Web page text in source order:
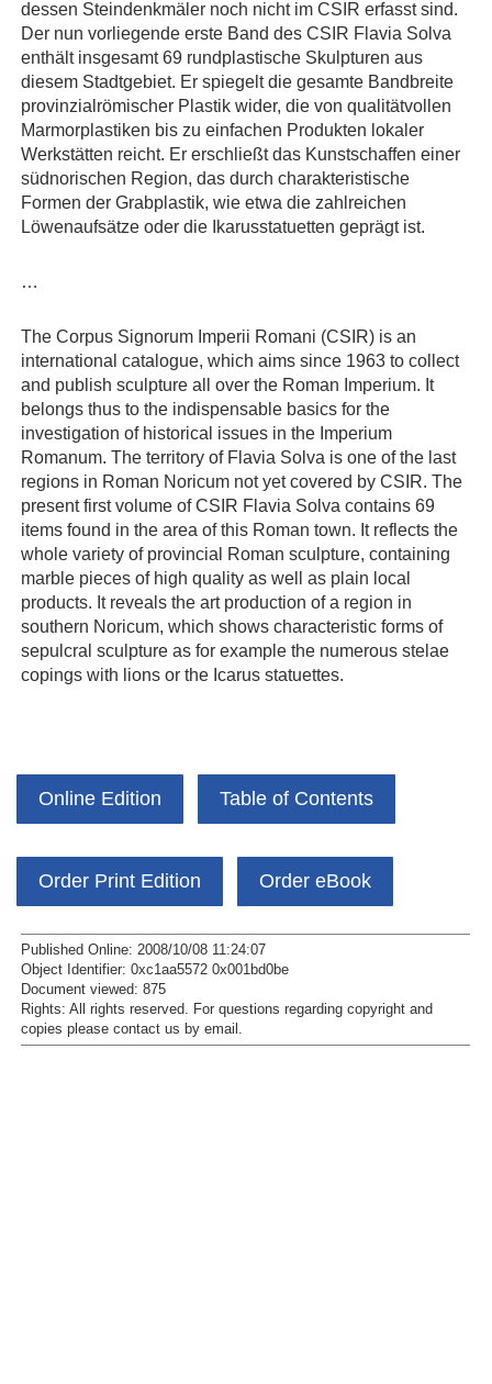
dessen Steindenkmäler noch nicht im CSIR erfasst sind.
Der nun vorliegende erste Band des CSIR Flavia Solva
enthält insgesamt 69 rundplastische Skulpturen aus
diesem Stadtgebiet. Er spiegelt die gesamte Bandbreite
provinzialrömischer Plastik wider, die von qualitätvollen
Marmorplastiken bis zu einfachen Produkten lokaler
Werkstätten reicht. Er erschließt das Kunstschaffen einer
südnorischen Region, das durch charakteristische
Formen der Grabplastik, wie etwa die zahlreichen
Löwenaufsätze oder die Ikarusstatuetten geprägt ist.
…
The Corpus Signorum Imperii Romani (CSIR) is an
international catalogue, which aims since 1963 to collect
and publish sculpture all over the Roman Imperium. It
belongs thus to the indispensable basics for the
investigation of historical issues in the Imperium
Romanum. The territory of Flavia Solva is one of the last
regions in Roman Noricum not yet covered by CSIR. The
present first volume of CSIR Flavia Solva contains 69
items found in the area of this Roman town. It reflects the
whole variety of provincial Roman sculpture, containing
marble pieces of high quality as well as plain local
products. It reveals the art production of a region in
southern Noricum, which shows characteristic forms of
sepulcral sculpture as for example the numerous stelae
copings with lions or the Icarus statuettes.
Online Edition Table of Contents
Order Print Edition Order eBook
Published Online: 2008/10/08 11:24:07
Object Identifier: 0xc1aa5572 0x001bd0be
Document viewed: 875
Rights: All rights reserved. For questions regarding copyright and
copies please contact us by email .